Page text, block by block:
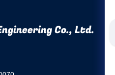
Co., Ltd.